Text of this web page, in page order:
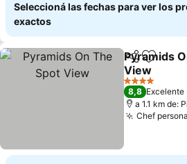
Seleccioná las fechas para ver los
exactos
Compartir
Añadir
Pyramids
View
Ver precios
4 Estrellas
8,8 Excelente
a 1.1 km de:
Chef